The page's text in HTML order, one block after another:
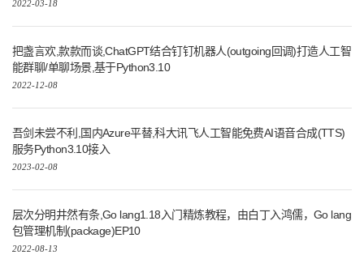
2022-03-18
把盏言欢,款款而谈,ChatGPT结合钉钉机器人(outgoing回调)打造人工智
能群聊/单聊场景,基于Python3.10
2022-12-08
吾剑未尝不利,国内Azure平替,科大讯飞人工智能免费AI语音合成(TTS)
服务Python3.10接入
2023-02-08
层次分明井然有条,Go lang1.18入门精炼教程，由白丁入鸿儒，Go lang
包管理机制(package)EP10
2022-08-13